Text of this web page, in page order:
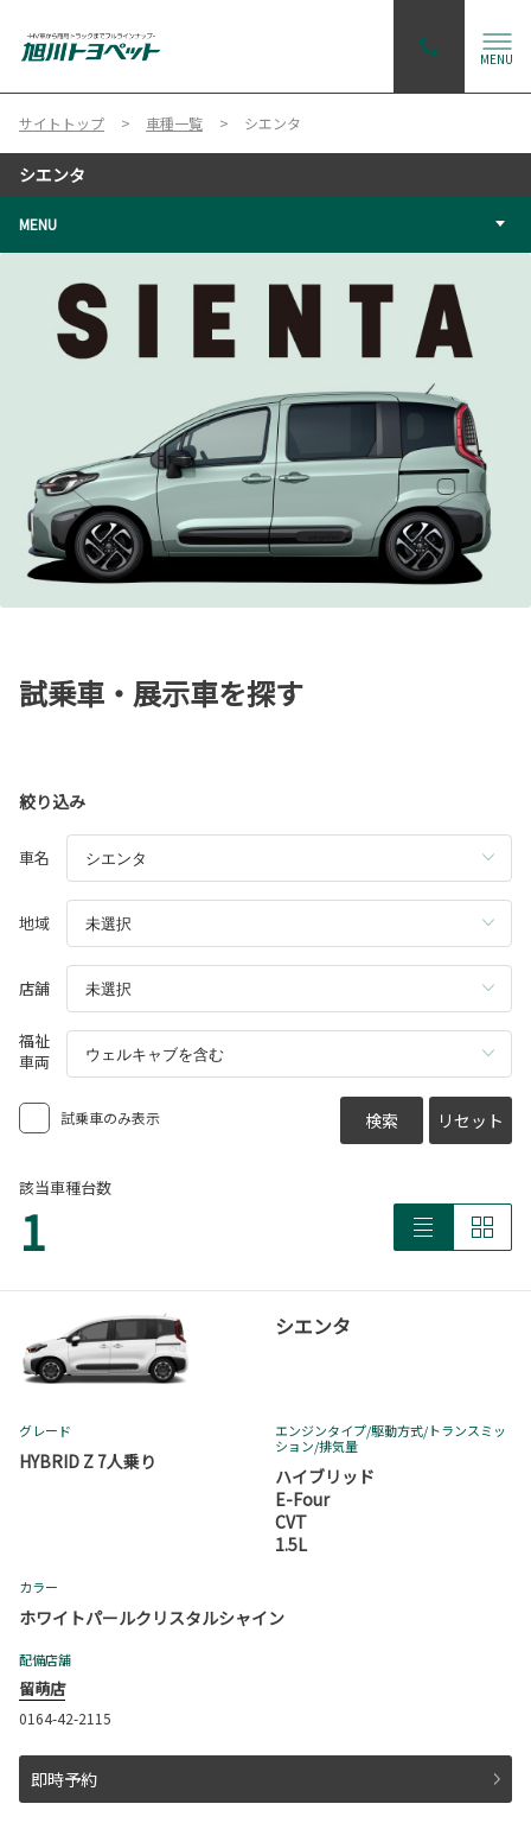
MENU
サイトトップ 車種一覧 シエンタ
シエンタ
MENU
試乗車・展示車を探す
絞り込み
車名
地域
店舗
福祉
車両
試乗車のみ表示 検索 リセット
該当車種台数
1
シエンタ
グレード
HYBRID Z 7人乗り
エンジンタイプ/駆動方式/トランスミッ
ション/排気量
ハイブリッド
E-Four
CVT
1.5L
カラー
ホワイトパールクリスタルシャイン
配備店舗
留萌店
0164-42-2115
即時予約